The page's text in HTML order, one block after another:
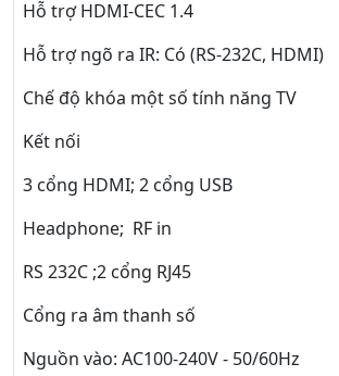
Hỗ trợ HDMI-CEC 1.4
Hỗ trợ ngõ ra IR: Có (RS-232C, HDMI)
Chế độ khóa một số tính năng TV
Kết nối
3 cổng HDMI; 2 cổng USB
Headphone; RF in
RS 232C ;2 cổng RJ45
Cổng ra âm thanh số
Nguồn vào: AC100-240V - 50/60Hz